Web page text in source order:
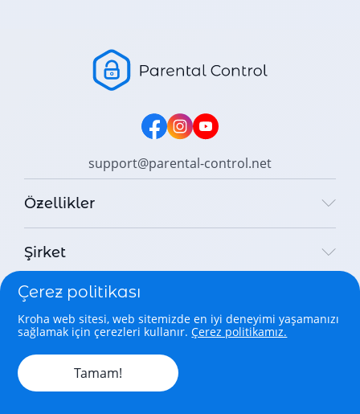
support@parental-control.net
Özellikler
Şirket
Yasal
Copyright © 2026 Parental Control Kroha Sp. z o. o. All rights
reserved.
Türkçe
Çerez politikası
Kroha web sitesi, web sitemizde en iyi deneyimi yaşamanızı
sağlamak için çerezleri kullanır.Çerez politikamız.
Tamam!